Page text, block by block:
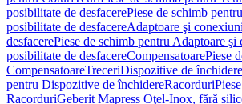
posibilitate de desfacerePiese de schimb
posibilitate de desfacereAdaptoare şi
desfacerePiese de schimb pentru Adaptoare şi
posibilitate de desfacereCompensatoarePiese
CompensatoareTreceriDispozitive de închidere
pentru Dispozitive de închidereRacorduri
RacorduriGeberit Mapress Oţel-Inox, fără